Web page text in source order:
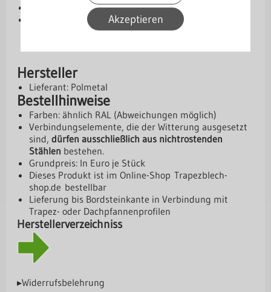
Akzeptieren
Gewinde Ø 4,8 mm, Bohrspitze
Einsatzbereiche: Obergurt / Untergurt (je nach
Schraubengröße)
Hersteller
Lieferant: Polmetal
Bestellhinweise
Farben: ähnlich RAL (Abweichungen möglich)
Verbindungselemente, die der Witterung ausgesetzt
sind, dürfen ausschließlich aus nichtrostenden
Stählen bestehen.
Grundpreis: In Euro je Stück
Dieses Produkt ist im Online-Shop Trapezblech-
shop.de bestellbar
Lieferung bis Bordsteinkante in Verbindung mit
Trapez- oder Dachpfannenprofilen
Herstellerverzeichniss
▸Widerrufsbelehrung